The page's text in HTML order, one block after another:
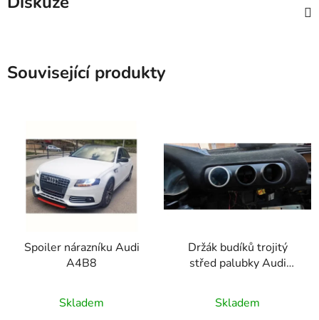
Související produkty
Spoiler nárazníku Audi
A4B8
Skladem
Držák budíků trojitý
střed palubky Audi
Skladem